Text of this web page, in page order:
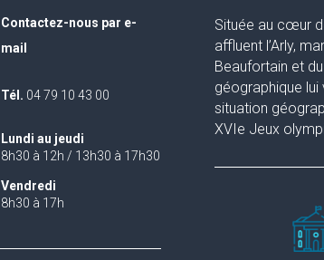
Contactez-nous par e-
mail
Tél. 04 79 10 43 00
Lundi au jeudi
8h30 à 12h / 13h30 à 17h30
Vendredi
8h30 à 17h
Située au cœur
affluent l’Arly,
Beaufortain et
géographique
situation
XVIe Jeux